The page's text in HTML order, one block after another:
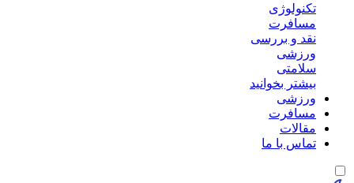
تکنولوژی
مسافرت
نقد و بررسی
ورزشی
سلامتی
بیشتر بخوانید
ورزشی
مسافرت
مقالات
تماس با ما